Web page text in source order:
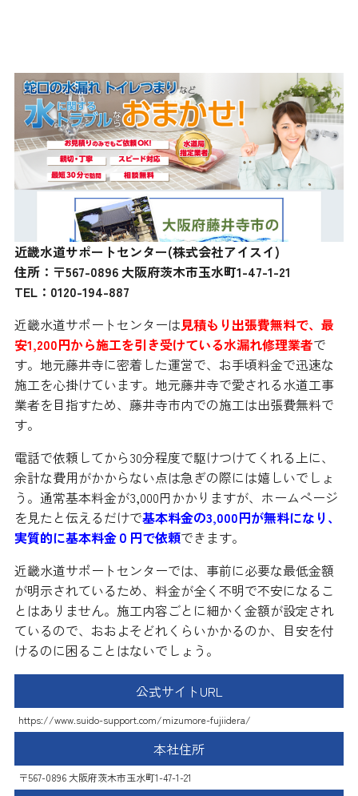
近畿水道サポートセンター(株式会社アイスイ)
住所：〒567-0896 大阪府茨木市玉水町1-47-1-21
TEL：0120-194-887
近畿水道サポートセンターは見積もり出張費無料で、最
安1,200円から施工を引き受けている水漏れ修理業者で
す。地元藤井寺に密着した運営で、お手頃料金で迅速な
施工を心掛けています。地元藤井寺で愛される水道工事
業者を目指すため、藤井寺市内での施工は出張費無料で
す。
電話で依頼してから30分程度で駆けつけてくれる上に、
余計な費用がかからない点は急ぎの際には嬉しいでしょ
う。通常基本料金が3,000円かかりますが、ホームページ
を見たと伝えるだけで基本料金の3,000円が無料になり、
実質的に基本料金０円で依頼できます。
近畿水道サポートセンターでは、事前に必要な最低金額
が明示されているため、料金が全く不明で不安になるこ
とはありません。施工内容ごとに細かく金額が設定され
ているので、おおよそどれくらいかかるのか、目安を付
けるのに困ることはないでしょう。
公式サイトURL
https://www.suido-support.com/mizumore-fujiidera/
本社住所
〒567-0896 大阪府茨木市玉水町1-47-1-21